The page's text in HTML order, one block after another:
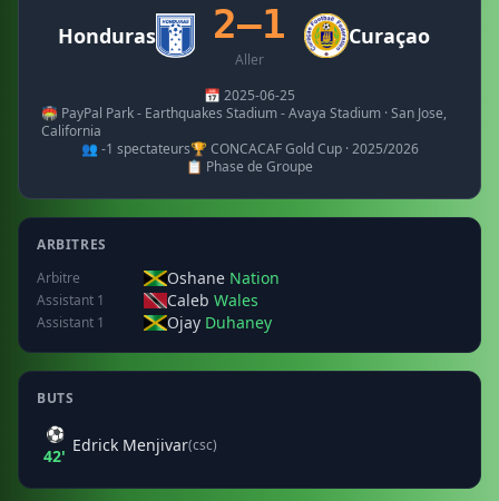
Honduras 2–1
Aller
Curaçao
📅 2025-06-25
🏟️ PayPal Park - Earthquakes Stadium - Avaya Stadium · San Jose,
California
👥 -1 spectateurs🏆 CONCACAF Gold Cup · 2025/2026
📋 Phase de Groupe
ARBITRES
Arbitre
Oshane Nation
Assistant 1 Caleb Wales
Assistant 1 Ojay Duhaney
BUTS
⚽
42'
Edrick Menjivar(csc)